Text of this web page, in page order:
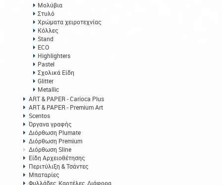
Μολύβια
Στυλό
Χρώματα χειροτεχνίας
Κόλλες
Stand
ECO
Highlighters
Pastel
Σχολικά Είδη
Glitter
Metallic
ART & PAPER - Carioca Plus
ART & PAPER - Premium Art
Scentos
Όργανα γραφής
Διόρθωση Plumate
Διόρθωση Premium
Διόρθωση Sline
Είδη Αρχειοθέτησης
Περιτύλιξη & Τσάντες
Μπαταρίες
Φυλλάδες, Καρτέλες, Διάφορα